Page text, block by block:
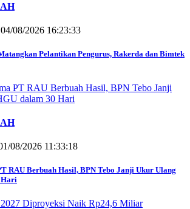
04/08/2026 16:23:33
Pelantikan Pengurus, Rakerda dan Bimtek
08/2026 11:33:18
RAU Berbuah Hasil, BPN Tebo Janji Ukur Ulang
Hari